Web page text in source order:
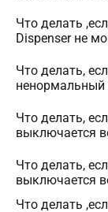
Что делать
Dispenser не
Что делать,
Что делать,
выключается
Что делать,
выключается
Что делать